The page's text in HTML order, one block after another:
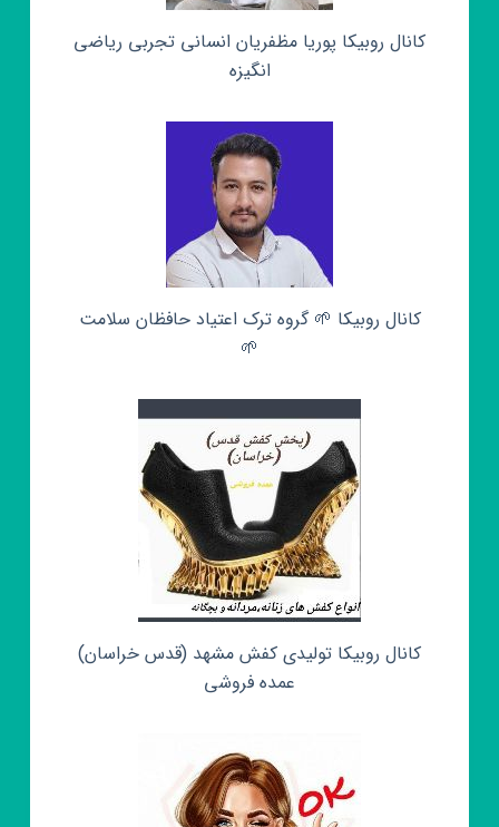
کانال روبیکا پوریا مظفریان انسانی تجربی ریاضی
انگیزه
کانال روبیکا 🌱 گروه ترک اعتیاد حافظان سلامت
🌱
کانال روبیکا تولیدی کفش مشهد (قدس خراسان)
عمده فروشی